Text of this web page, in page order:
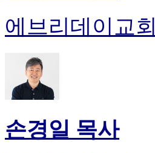
에브리데이교회
손경일 목사